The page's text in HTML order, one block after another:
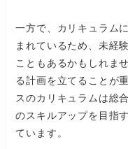
一方で、カリキュラム
まれているため、未経
こともあるかもしれま
る計画を立てることが
スのカリキュラムは総
のスキルアップを目指
ています。